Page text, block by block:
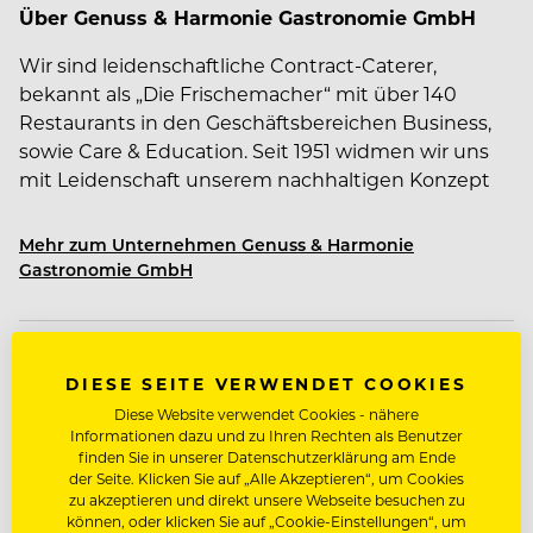
Über Genuss & Harmonie Gastronomie GmbH
Wir sind leidenschaftliche Contract-Caterer,
bekannt als „Die Frischemacher“ mit über 140
Restaurants in den Geschäftsbereichen Business,
sowie Care & Education. Seit 1951 widmen wir uns
mit Leidenschaft unserem nachhaltigen Konzept
Frischküche, saisonalen und regionalen Zutaten,
echter Handwerkskunst und dem Verzicht auf
Zusatzstoffen.
Kundenzufriedenheit stehen bei uns an erster
Stelle, ergänzt durch gesundheitsorientierte und
maßgeschneiderte Konzepte.
Mehr zum Unternehmen Genuss & Harmonie
Gastronomie GmbH
JOBDETAILS
Dienstort:
Daimlerstraße 1, 71563
Affalterbach, Deutschland
Anstellung:
Vollzeit/Festanstellung
DIESE SEITE VERWENDET COOKIES
Diese Website verwendet Cookies - nähere
Informationen dazu und zu Ihren Rechten als Benutzer
finden Sie in unserer Datenschutzerklärung am Ende
der Seite. Klicken Sie auf „Alle Akzeptieren“, um Cookies
zu akzeptieren und direkt unsere Webseite besuchen zu
können, oder klicken Sie auf „Cookie-Einstellungen“, um